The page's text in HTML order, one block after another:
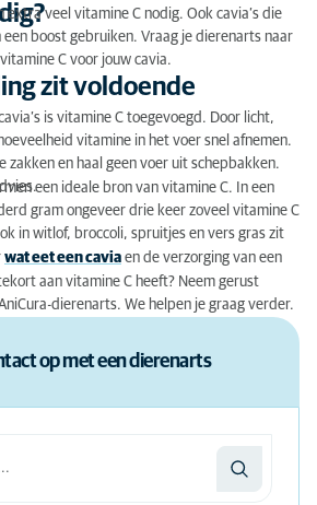
extra veel vitamine C nodig. Ook cavia’s die
een boost gebruiken. Vraag je dierenarts naar
C voor jouw cavia.
zit voldoende
is vitamine C toegevoegd. Door licht,
vitamine in het voer snel afnemen.
zakken en haal geen voer uit schepbakken.
een ideale bron van vitamine C. In een
gram ongeveer drie keer zoveel vitamine C
in witlof, broccoli, spruitjes en vers gras zit
wat eet een cavia en de verzorging van een
aan vitamine C heeft? Neem gerust
dierenarts. We helpen je graag verder.
op met een dierenarts